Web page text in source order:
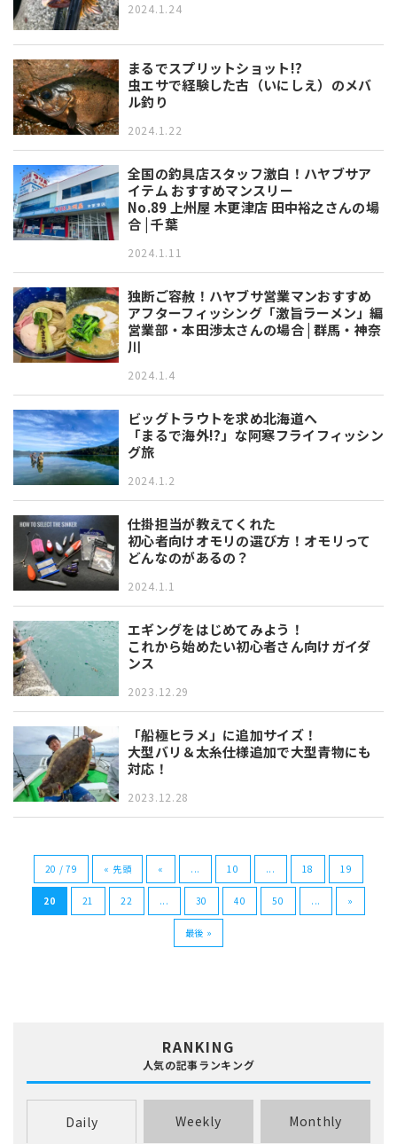
2024.1.24
まるでスプリットショット!?
虫エサで経験した古（いにしえ）のメバ
ル釣り
2024.1.22
全国の釣具店スタッフ激白！ハヤブサア
イテム おすすめマンスリー
No.89 上州屋 木更津店 田中裕之さんの場
合 | 千葉
2024.1.11
独断ご容赦！ハヤブサ営業マンおすすめ
アフターフィッシング「激旨ラーメン」編
営業部・本田渉太さんの場合 | 群馬・神奈
川
2024.1.4
ビッグトラウトを求め北海道へ
「まるで海外!?」な阿寒フライフィッシン
グ旅
2024.1.2
仕掛担当が教えてくれた
初心者向けオモリの選び方！オモリって
どんなのがあるの？
2024.1.1
エギングをはじめてみよう！
これから始めたい初心者さん向けガイダ
ンス
2023.12.29
「船極ヒラメ」に追加サイズ！
大型バリ＆太糸仕様追加で大型青物にも
対応！
2023.12.28
20 / 79 « 先頭 « ... 10 ... 18 19
20 21 22 ... 30 40 50 ... »
最後 »
RANKING
人気の記事ランキング
Daily Weekly Monthly